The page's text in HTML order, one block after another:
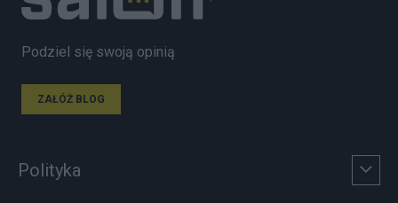
Podziel się swoją opinią
ZAŁÓŻ BLOG
Polityka